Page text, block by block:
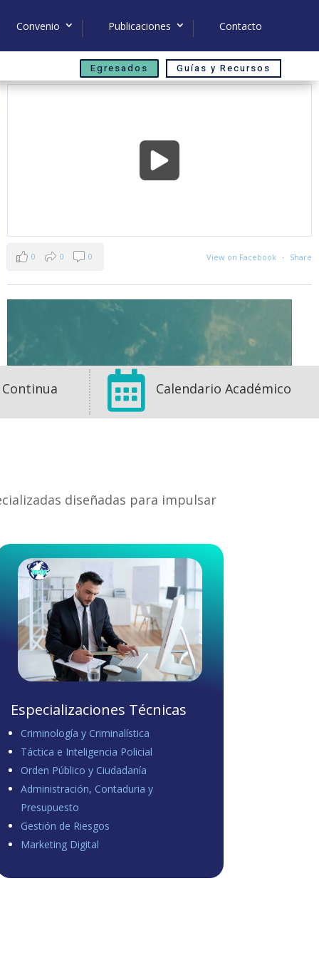
Convenio Publicaciones Contacto
Egresados
Guías y Recursos
View on Facebook · Share
0 0 0
1 1 0
 Calendario Académico
diseñadas para impulsar
Especializaciones Técnicas
Criminología y Criminalística
Táctica e Inteligencia Policial
Orden Público y Ciudadanía
Administración, Contaduria y
Presupuesto
Gestión de Riesgos
Marketing Digital